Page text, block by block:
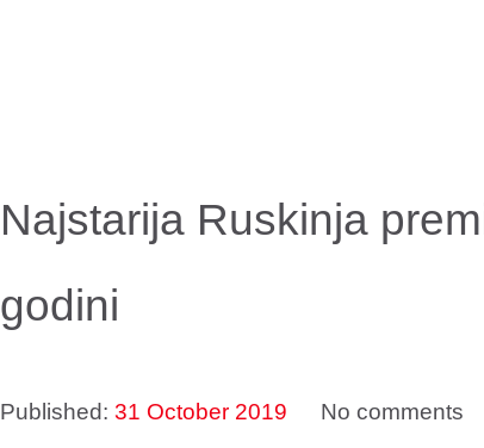
Najstarija Ruskinja
godini
Published: 31 October 2019 No comments